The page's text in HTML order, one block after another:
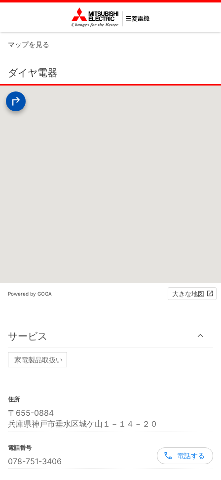
マップを見る
ダイヤ電器
Powered by GOGA 大きな地図
サービス
家電製品取扱い
住所
〒655-0884
兵庫県神戸市垂水区城ケ山１－１４－２０
電話番号
078-751-3406
電話する